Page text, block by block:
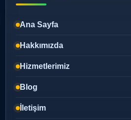
Ana Sayfa
Hakkımızda
Hizmetlerimiz
Blog
İletişim